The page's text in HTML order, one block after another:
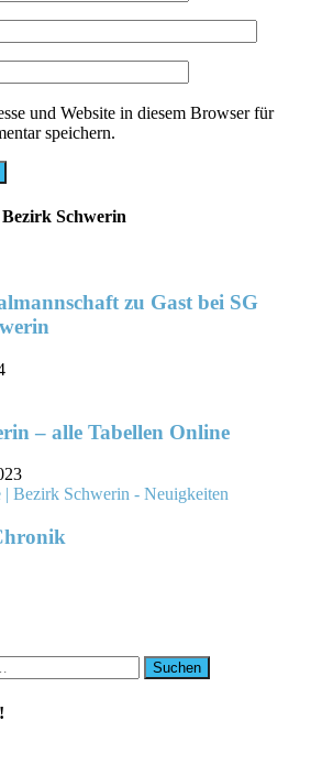
und Website in diesem Browser für
speichern.
Schwerin
zu Gast bei SG
– alle Tabellen Online